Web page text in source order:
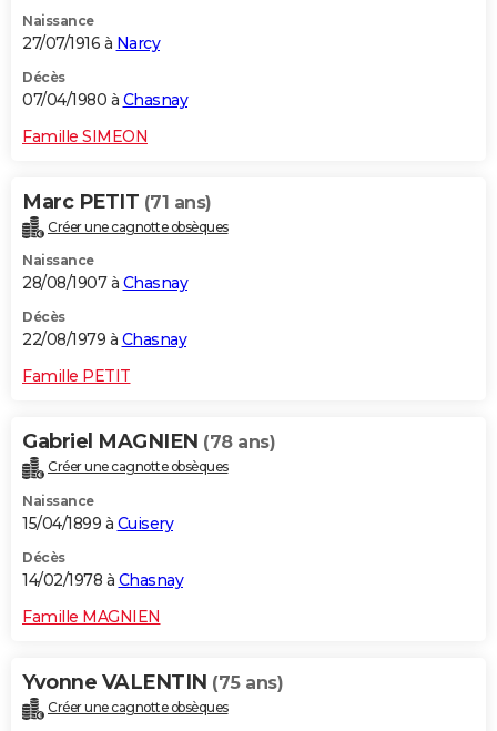
Naissance
27/07/1916 à Narcy
Décès
07/04/1980 à Chasnay
Famille SIMEON
Marc PETIT (71 ans)
Créer une cagnotte obsèques
Naissance
28/08/1907 à Chasnay
Décès
22/08/1979 à Chasnay
Famille PETIT
Gabriel MAGNIEN (78 ans)
Créer une cagnotte obsèques
Naissance
15/04/1899 à Cuisery
Décès
14/02/1978 à Chasnay
Famille MAGNIEN
Yvonne VALENTIN (75 ans)
Créer une cagnotte obsèques